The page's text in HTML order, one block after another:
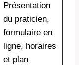
Présentation
du praticien,
formulaire en
ligne, horaires
et plan